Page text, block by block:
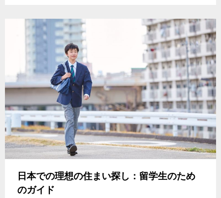
日本での理想の住まい探し：留学生のため
のガイド